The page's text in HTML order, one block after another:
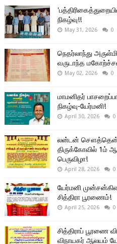
நிகழ்வு!!
May 31, 2026 0
நெதர்லாந்து
வருடாந்த
May 02, 2026 0
மாமனிதர்
நிகழ்வு-யேர்மனி!
April 30, 2026 0
லன்டன் சௌத்தென்ட்
திருக்கோவில் 1ம்
பெருவிழா!
April 28, 2026 0
யேர்மனி
சித்திரா பூரணைம்!
April 25, 2026 0
சித்திராப் பூரணை
விநாயகர் ஆலயம்